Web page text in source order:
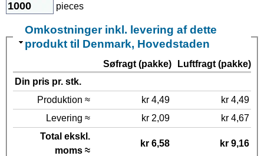
pieces
Omkostninger inkl. levering af dette
produkt til Denmark, Hovedstaden
Søfragt (pakke)
Luftfragt (pakke)
Din pris pr. stk.
Produktion ≈
kr 4,49
kr 4,49
Levering ≈
kr 2,09
kr 4,67
Total ekskl.
moms ≈
kr 6,58 kr 9,16